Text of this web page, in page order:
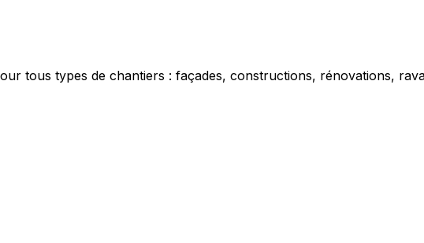
tous types de chantiers : façades, constructions, rénovations,